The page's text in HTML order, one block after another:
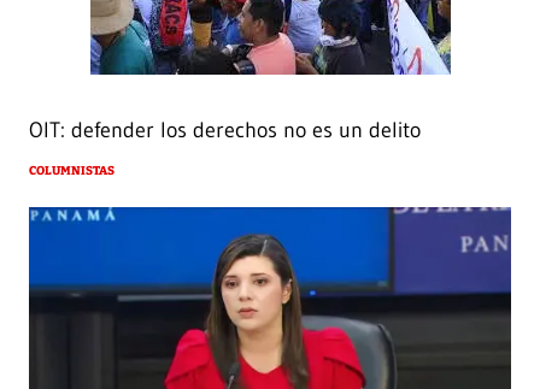
OIT: defender los derechos no es un delito
COLUMNISTAS